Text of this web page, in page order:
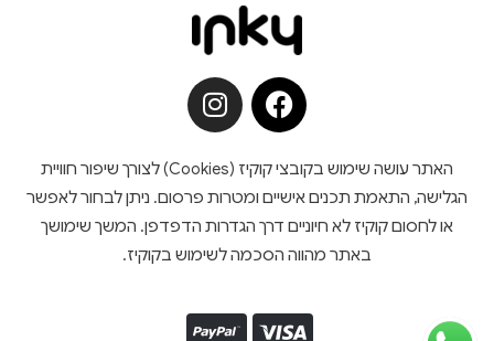
האתר עושה שימוש בקובצי קוקיז (Cookies) לצורך שיפור חוויית
הגלישה, התאמת תכנים אישיים ומטרות פרסום. ניתן לבחור לאפשר
או לחסום קוקיז לא חיוניים דרך הגדרות הדפדפן. המשך שימושך
באתר מהווה הסכמה לשימוש בקוקיז.